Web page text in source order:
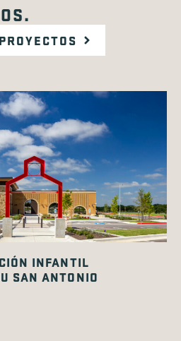
INFANTIL
SAN ANTONIO